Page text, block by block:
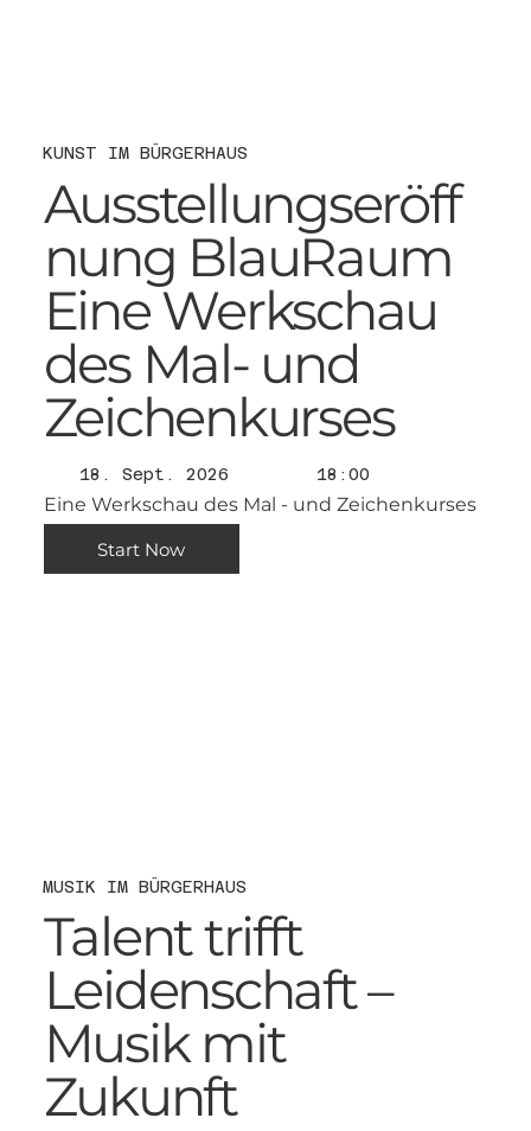
KUNST IM BÜRGERHAUS
Ausstellungseröff
nung BlauRaum
Eine Werkschau
des Mal- und
Zeichenkurses
18. Sept. 2026 18:00
Eine Werkschau des Mal - und Zeichenkurses
Start Now
MUSIK IM BÜRGERHAUS
Talent trifft
Leidenschaft –
Musik mit
Zukunft